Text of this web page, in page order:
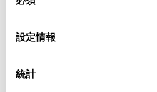
デバイスにすべてのCookie(
意したことになります。
設定の変更、同意を撤回し
「Cookie（クッキー）情報の
設定情報
統計
合わせて見られているページ
警告メッセージが表示された